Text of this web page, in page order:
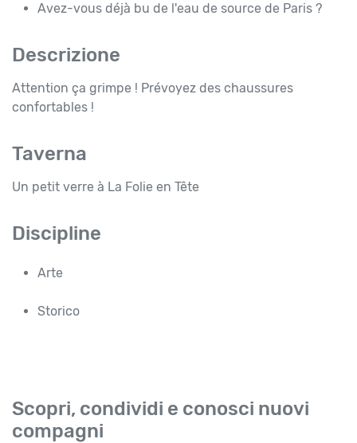
Avez-vous déjà bu de l'eau de source de Paris ?
Descrizione
Attention ça grimpe ! Prévoyez des chaussures
confortables !
Taverna
Un petit verre à La Folie en Tête
Discipline
Arte
Storico
Scopri, condividi e conosci nuovi
compagni